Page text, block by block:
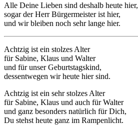
Alle Deine Lieben sind deshalb heute hier,
sogar der Herr Bürgermeister ist hier,
und wir bleiben noch sehr lange hier.
Achtzig ist ein stolzes Alter
für Sabine, Klaus und Walter
und für unser Geburtstagskind,
dessentwegen wir heute hier sind.
Achtzig ist ein sehr stolzes Alter
für Sabine, Klaus und auch für Walter
und ganz besonders natürlich für Dich,
Du stehst heute ganz im Rampenlicht.